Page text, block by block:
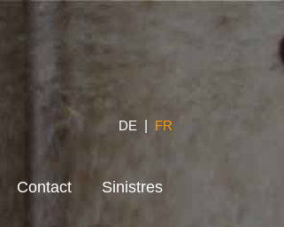
DE FR
Contact Sinistres